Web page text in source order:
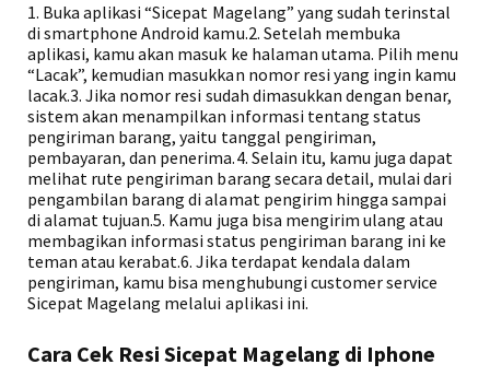
1. Buka aplikasi “Sicepat Magelang” yang sudah terinstal
di smartphone Android kamu.2. Setelah membuka
aplikasi, kamu akan masuk ke halaman utama. Pilih menu
“Lacak”, kemudian masukkan nomor resi yang ingin kamu
lacak.3. Jika nomor resi sudah dimasukkan dengan benar,
sistem akan menampilkan informasi tentang status
pengiriman barang, yaitu tanggal pengiriman,
pembayaran, dan penerima.4. Selain itu, kamu juga dapat
melihat rute pengiriman barang secara detail, mulai dari
pengambilan barang di alamat pengirim hingga sampai
di alamat tujuan.5. Kamu juga bisa mengirim ulang atau
membagikan informasi status pengiriman barang ini ke
teman atau kerabat.6. Jika terdapat kendala dalam
pengiriman, kamu bisa menghubungi customer service
Sicepat Magelang melalui aplikasi ini.
Cara Cek Resi Sicepat Magelang di Iphone